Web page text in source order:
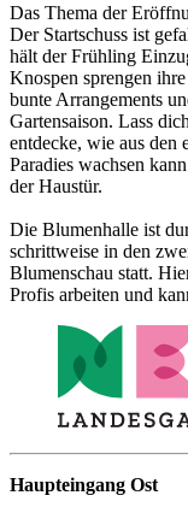
Das Thema der
Der Startschuss ist
hält der Frühling
Knospen sprengen
bunte Arrangements
Gartensaison. Lass
entdecke, wie aus den
Paradies wachsen
der Haustür.
Die Blumenhalle ist
schrittweise in den
Blumenschau statt.
Profis arbeiten und
Haupteingang Ost